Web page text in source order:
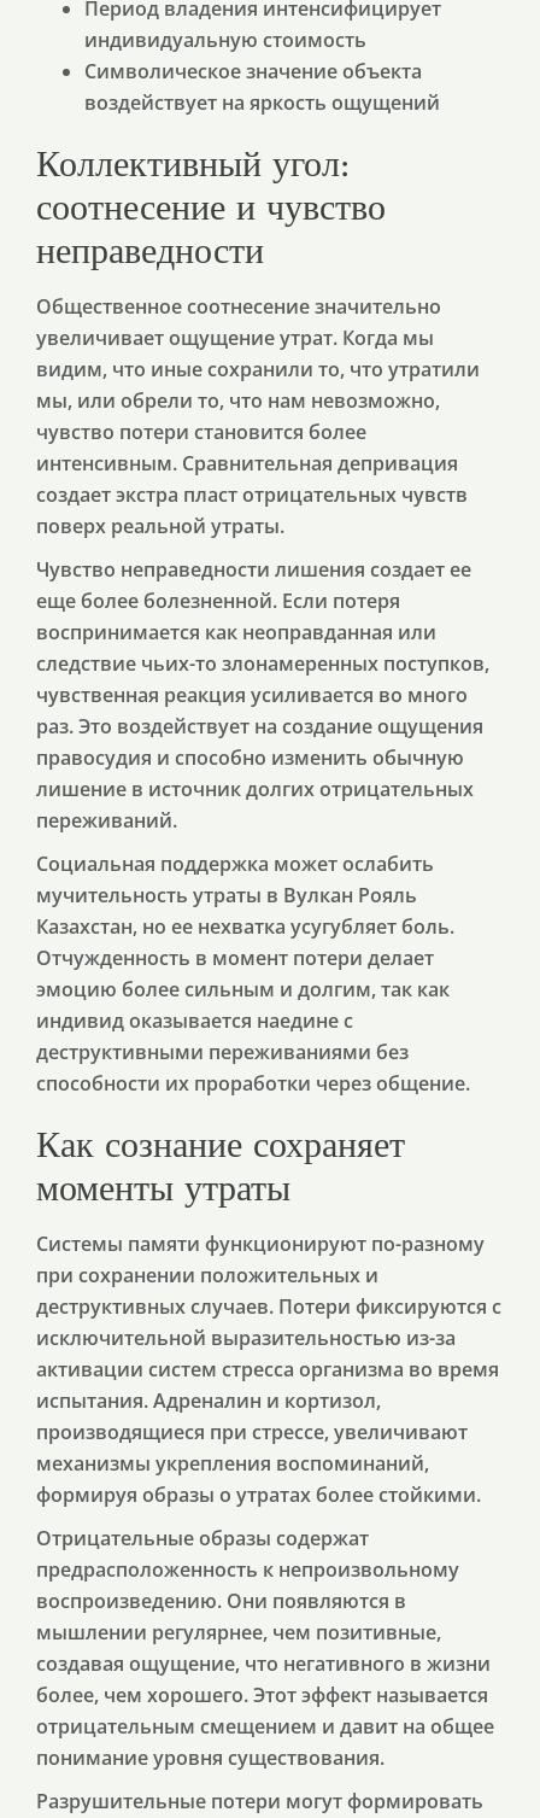
Период владения интенсифицирует
индивидуальную стоимость
Символическое значение объекта
воздействует на яркость ощущений
Коллективный угол:
соотнесение и чувство
неправедности
Общественное соотнесение значительно
увеличивает ощущение утрат. Когда мы
видим, что иные сохранили то, что утратили
мы, или обрели то, что нам невозможно,
чувство потери становится более
интенсивным. Сравнительная депривация
создает экстра пласт отрицательных чувств
поверх реальной утраты.
Чувство неправедности лишения создает ее
еще более болезненной. Если потеря
воспринимается как неоправданная или
следствие чьих-то злонамеренных поступков,
чувственная реакция усиливается во много
раз. Это воздействует на создание ощущения
правосудия и способно изменить обычную
лишение в источник долгих отрицательных
переживаний.
Социальная поддержка может ослабить
мучительность утраты в Вулкан Рояль
Казахстан, но ее нехватка усугубляет боль.
Отчужденность в момент потери делает
эмоцию более сильным и долгим, так как
индивид оказывается наедине с
деструктивными переживаниями без
способности их проработки через общение.
Как сознание сохраняет
моменты утраты
Системы памяти функционируют по-разному
при сохранении положительных и
деструктивных случаев. Потери фиксируются с
исключительной выразительностью из-за
активации систем стресса организма во время
испытания. Адреналин и кортизол,
производящиеся при стрессе, увеличивают
механизмы укрепления воспоминаний,
формируя образы о утратах более стойкими.
Отрицательные образы содержат
предрасположенность к непроизвольному
воспроизведению. Они появляются в
мышлении регулярнее, чем позитивные,
создавая ощущение, что негативного в жизни
более, чем хорошего. Этот эффект называется
отрицательным смещением и давит на общее
понимание уровня существования.
Разрушительные потери могут формировать